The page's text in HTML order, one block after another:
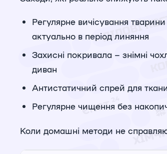
Регулярне вичісування
актуально в період линяння
Захисні покривала – знімні
диван
Антистатичний спрей для
Регулярне чищення без
Коли домашні методи не